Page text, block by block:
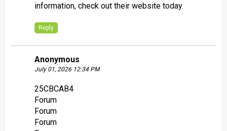
information, check out their website today.
Reply
Anonymous
July 01, 2026 12:34 PM
25CBCAB4
Forum
Forum
Forum